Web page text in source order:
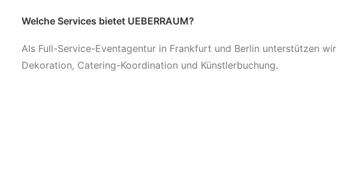
Welche Services bietet UEBERRAUM?
Als Full-Service-Eventagentur in Frankfurt und Berlin unterstützen
Dekoration, Catering-Koordination und Künstlerbuchung.